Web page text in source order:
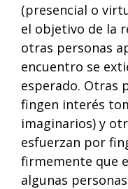
(presencial o
el objetivo de la
otras personas
encuentro se
esperado. Otras
fingen interés
imaginarios) y
esfuerzan por
firmemente que
algunas